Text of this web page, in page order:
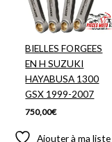
BIELLES FORGEES
EN H SUZUKI
HAYABUSA 1300
GSX 1999-2007
750,00€
Ajouter à ma liste